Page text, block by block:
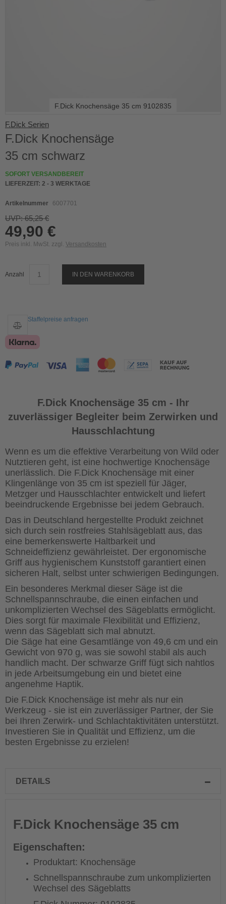
F.Dick Serien
F.Dick Knochensäge
35 cm schwarz
SOFORT VERSANDBEREIT
LIEFERZEIT: 2 - 3 WERKTAGE
Artikelnummer 6007701
UVP: 65,25 €
49,90 €
Preis inkl. MwSt. zzgl. Versandkosten
Anzahl IN DEN WARENKORB
Staffelpreise anfragen
F.Dick Knochensäge 35 cm - Ihr
zuverlässiger Begleiter beim Zerwirken und
Hausschlachtung
Wenn es um die effektive Verarbeitung von Wild oder
Nutztieren geht, ist eine hochwertige Knochensäge
unerlässlich. Die F.Dick Knochensäge mit einer
Klingenlänge von 35 cm ist speziell für Jäger,
Metzger und Hausschlachter entwickelt und liefert
beeindruckende Ergebnisse bei jedem Gebrauch.
Das in Deutschland hergestellte Produkt zeichnet
sich durch sein rostfreies Stahlsägeblatt aus, das
eine bemerkenswerte Haltbarkeit und
Schneideffizienz gewährleistet. Der ergonomische
Griff aus hygienischem Kunststoff garantiert einen
sicheren Halt, selbst unter schwierigen Bedingungen.
Ein besonderes Merkmal dieser Säge ist die
Schnellspannschraube, die einen einfachen und
unkomplizierten Wechsel des Sägeblatts ermöglicht.
Dies sorgt für maximale Flexibilität und Effizienz,
wenn das Sägeblatt sich mal abnutzt.
Die Säge hat eine Gesamtlänge von 49,6 cm und ein
Gewicht von 970 g, was sie sowohl stabil als auch
handlich macht. Der schwarze Griff fügt sich nahtlos
in jede Arbeitsumgebung ein und bietet eine
angenehme Haptik.
Die F.Dick Knochensäge ist mehr als nur ein
Werkzeug - sie ist ein zuverlässiger Partner, der Sie
bei Ihren Zerwirk- und Schlachtaktivitäten unterstützt.
Investieren Sie in Qualität und Effizienz, um die
besten Ergebnisse zu erzielen!
F.Dick Knochensäge 35 cm 9102835
to
the
of
images
gallery
DETAILS
F.Dick Knochensäge 35 cm
Eigenschaften:
Produktart: Knochensäge
Schnellspannschraube zum unkomplizierten
Wechsel des Sägeblatts